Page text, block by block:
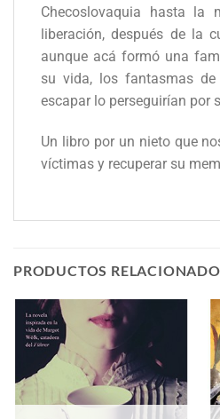
Checoslovaquia hasta la
liberación, después de la
aunque acá formó una
su vida, los fantasmas
escapar lo perseguirían por
Un libro por un nieto que
víctimas y recuperar su
PRODUCTOS